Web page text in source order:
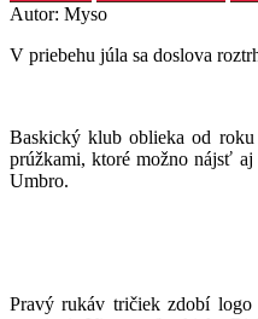
Autor: Myso
V priebehu júla sa doslova
Baskický klub oblieka od roku
prúžkami, ktoré možno nájsť
Umbro.
Pravý rukáv tričiek zdobí logo